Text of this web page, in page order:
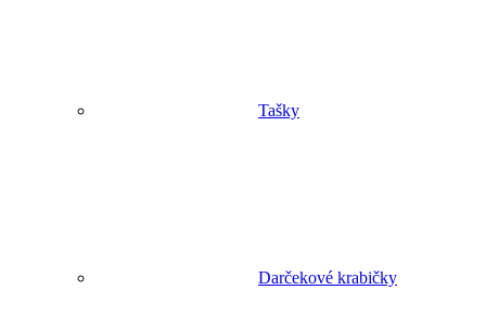
Tašky
Darčekové krabičky